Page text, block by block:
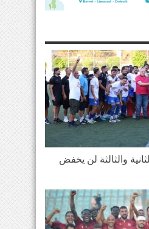
والثالثة لن يخفض